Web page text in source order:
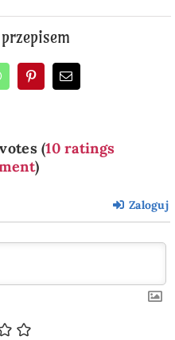
(10 ratings
)
Zaloguj